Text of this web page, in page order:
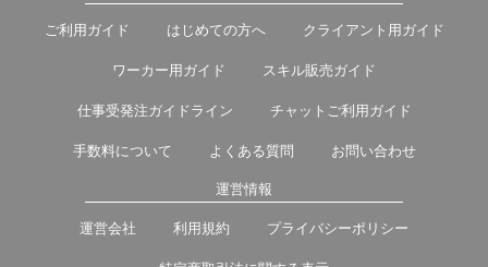
ご利用ガイド はじめての方へ クライアント用ガイド
ワーカー用ガイド スキル販売ガイド
仕事受発注ガイドライン チャットご利用ガイド
手数料について よくある質問 お問い合わせ
運営情報
運営会社 利用規約 プライバシーポリシー